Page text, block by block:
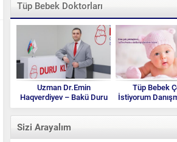
Tüp Bebek Doktorları
Uzman Dr.Emin
Haqverdiyev – Bakü Duru
Klinik
Tüp Bebek
İstiyorum
Sizi Arayalım